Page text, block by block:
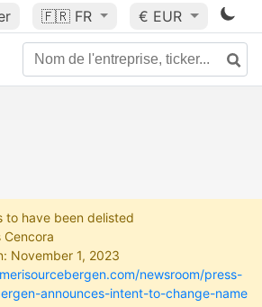
🇫🇷 FR € EUR
to have been delisted
Cencora
November 1, 2023
newsroom/press-
announces-intent-to-change-name